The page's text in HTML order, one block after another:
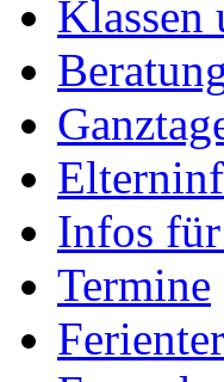
Klassen
Infos
Termine